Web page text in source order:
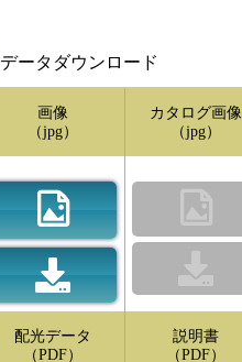
データダウンロード
画像
（jpg）
カタログ画像
（jpg）
配光データ
（PDF）
説明書
（PDF）